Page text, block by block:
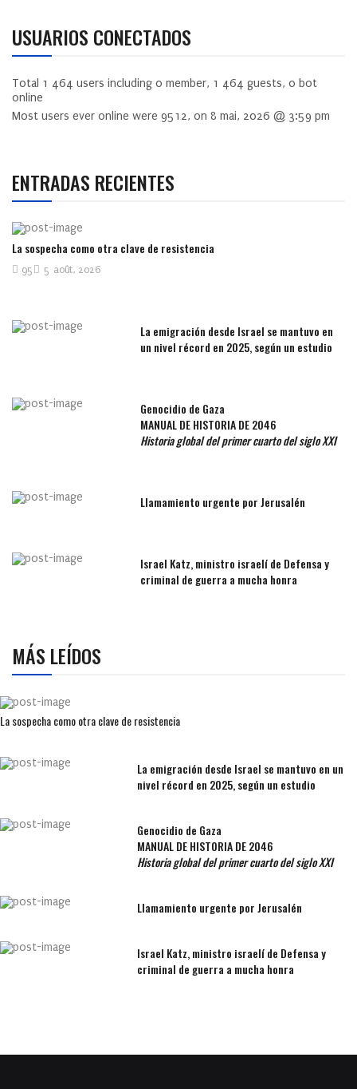
USUARIOS CONECTADOS
Total 1 464 users including 0 member, 1 464 guests, 0 bot
online
Most users ever online were 9512, on 8 mai, 2026 @ 3:59 pm
ENTRADAS RECIENTES
La sospecha como otra clave de resistencia
5 août, 2026
95
La emigración desde Israel se mantuvo en
un nivel récord en 2025, según un estudio
Genocidio de Gaza
MANUAL DE HISTORIA DE 2046
Historia global del primer cuarto del siglo XXI
Llamamiento urgente por Jerusalén
Israel Katz, ministro israelí de Defensa y
criminal de guerra a mucha honra
MÁS LEÍDOS
La sospecha como otra clave de resistencia
La emigración desde Israel se mantuvo en un
nivel récord en 2025, según un estudio
Genocidio de Gaza
MANUAL DE HISTORIA DE 2046
Historia global del primer cuarto del siglo XXI
Llamamiento urgente por Jerusalén
Israel Katz, ministro israelí de Defensa y
criminal de guerra a mucha honra